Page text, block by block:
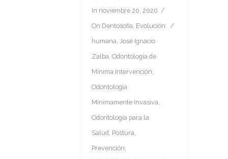
In noviembre 20, 2020
On Dentosofia, Evolución
humana, José Ignacio
Zalba, Odontología de
Mínima Intervención,
Odontología
Mínimamente Invasiva,
Odontología para la
Salud, Postura,
Prevención,